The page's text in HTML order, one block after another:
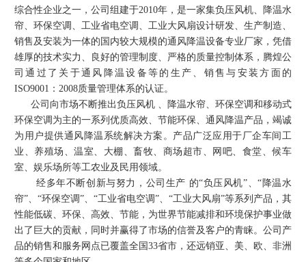
综合性企业之一，公司组建于2010年，是一家集负压风机、降温水
帘、环保空调、工业省电空调、工业大风扇设计研发、生产制造、
销售及安装为一体的国内较大规模的通风降温设备专业厂家，凭借
雄厚的技术实力、良好的管理制度、严格的质量控制体系，腾煌公
司通过了关于通风降温设备等的生产、销售与安装方面的
ISO9001：2008质量管理体系的认证。
公司向市场不断推出负压风机 、降温水帘、环保空调和移动式
环保空调为主的一系列优质高效、节能环保、通风降温产品，竭诚
为用户提供通风降温系统解决方案。产品广泛应用于厂企车间工
业、养殖场、温室、大棚、畜牧、商场超市、网吧、食堂、候车
室、娱乐场所等工农业及民用领域。
经多年不断创新与努力，公司生产 的“负压风机”、“降温水
帘”、“环保空调”、“工业省电空调”、 “工业大风扇”等系列产品，其
性能低碳、环保、高效、节能，为世界节能减排和环境保护事业做
出了巨大的贡献，同时并赢得了市场的信誉及客户的青睐。公司产
品的销售和服务网点已覆盖全国33省市，还远销亚、美、欧、非洲